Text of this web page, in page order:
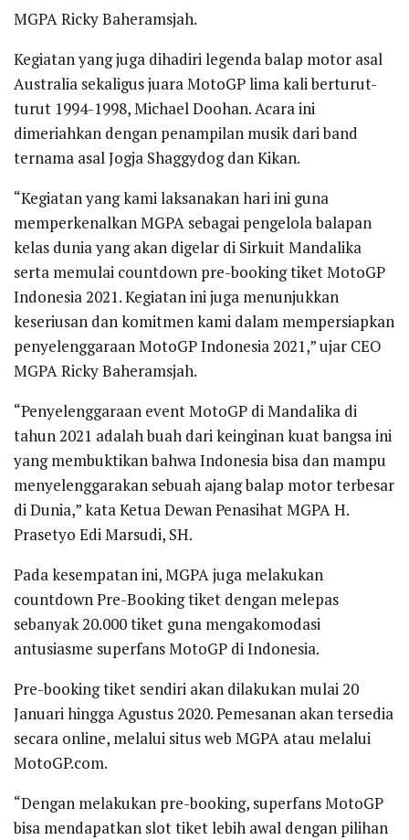
MGPA Ricky Baheramsjah.
Kegiatan yang juga dihadiri legenda balap motor asal
Australia sekaligus juara MotoGP lima kali berturut-
turut 1994-1998, Michael Doohan. Acara ini
dimeriahkan dengan penampilan musik dari band
ternama asal Jogja Shaggydog dan Kikan.
“Kegiatan yang kami laksanakan hari ini guna
memperkenalkan MGPA sebagai pengelola balapan
kelas dunia yang akan digelar di Sirkuit Mandalika
serta memulai countdown pre-booking tiket MotoGP
Indonesia 2021. Kegiatan ini juga menunjukkan
keseriusan dan komitmen kami dalam mempersiapkan
penyelenggaraan MotoGP Indonesia 2021,” ujar CEO
MGPA Ricky Baheramsjah.
“Penyelenggaraan event MotoGP di Mandalika di
tahun 2021 adalah buah dari keinginan kuat bangsa ini
yang membuktikan bahwa Indonesia bisa dan mampu
menyelenggarakan sebuah ajang balap motor terbesar
di Dunia,” kata Ketua Dewan Penasihat MGPA H.
Prasetyo Edi Marsudi, SH.
Pada kesempatan ini, MGPA juga melakukan
countdown Pre-Booking tiket dengan melepas
sebanyak 20.000 tiket guna mengakomodasi
antusiasme superfans MotoGP di Indonesia.
Pre-booking tiket sendiri akan dilakukan mulai 20
Januari hingga Agustus 2020. Pemesanan akan tersedia
secara online, melalui situs web MGPA atau melalui
MotoGP.com.
“Dengan melakukan pre-booking, superfans MotoGP
bisa mendapatkan slot tiket lebih awal dengan pilihan